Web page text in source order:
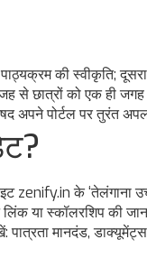
की स्वीकृति;
से छात्रों को एक ही
अपने पोर्टल पर तुरंत
के ‘तेलंगाना
या स्कॉलरशिप की
मानदंड,